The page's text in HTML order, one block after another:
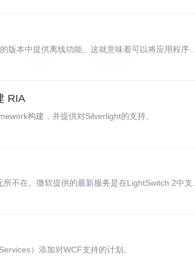
本中提供离线功能。这就意味着可以将应用程序开
RIA
构建，并提供对Silverlight的支持。
不在。微软提供的最新服务是在LightSwitch 2中支
）添加对WCF支持的计划。